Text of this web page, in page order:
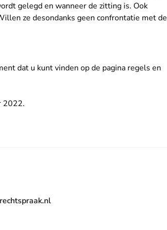
gelegd en wanneer de zitting is. Ook
ze desondanks geen confrontatie met de
dat u kunt vinden op de pagina regels en
2022.